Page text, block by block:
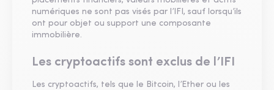
numériques ne sont pas visés par l’IFI, sauf lorsqu’ils
ont pour objet ou support une composante
immobilière.
Les cryptoactifs sont exclus de l’IFI
Les cryptoactifs, tels que le Bitcoin, l’Ether ou les